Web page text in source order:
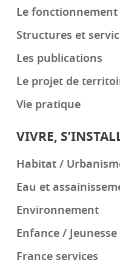
Le fonctionnement
Structures et
Les publications
Le projet de
Vie pratique
VIVRE,
Habitat /
Eau et
Environnement
Enfance / Jeunesse
France services